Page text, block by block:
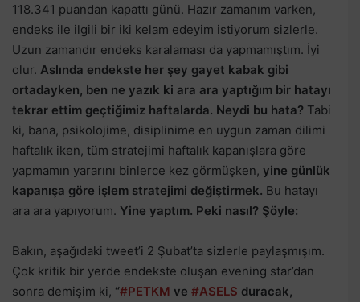
118.341 puandan kapattı günü. Hazır zamanım varken,
endeks ile ilgili bir iki kelam edeyim istiyorum sizlerle.
Uzun zamandır endeks karalaması da yapmamıştım. İyi
olur. Aslında endekste her şey gayet kabak gibi
ortadayken, ben ne yazık ki ara ara yaptığım bir hatayı
tekrar ettim geçtiğimiz haftalarda. Neydi bu hata? Tabi
ki, bana, psikolojime, disiplinime en uygun zaman dilimi
haftalık iken, tüm stratejimi haftalık kapanışlara göre
yapmamın yararını binlerce kez görmüşken, yine günlük
kapanışa göre işlem stratejimi değiştirmek. Bu hatayı
ara ara yapıyorum. Yine yaptım. Peki nasıl? Şöyle:
Bakın, aşağıdaki tweet’i 2 Şubat’ta sizlerle paylaşmışım.
Çok kritik bir yerde endekste oluşan evening star’dan
sonra demişim ki, “#PETKM ve #ASELS duracak,